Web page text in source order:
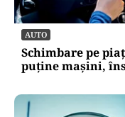
AUTO
Schimbare pe
puține mașini,